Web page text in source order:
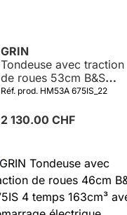
GRIN
Tondeuse avec traction
de roues 53cm B&S
675IS 4 temps 163cm³
électrique INSTART®
Réf. prod. HM53A 675IS_22
2 130.00 CHF